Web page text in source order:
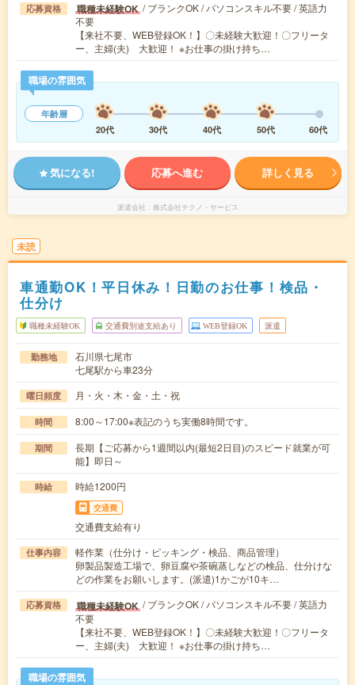
応募資格 職種未経験OK / ブランクOK / パソコンスキル不要 / 英語力
不要
【来社不要、WEB登録OK！】〇未経験大歓迎！〇フリータ
ー、主婦(夫) 大歓迎！ ※お仕事の掛け持ち…
職場の雰囲気
年齢層
20代
30代 40代 50代 60代
気になる! 応募へ進む 詳しく見る
派遣会社 株式会社テクノ・サービス
未読
車通勤OK！平日休み！日勤のお仕事！検品・
仕分け
職種未経験OK 交通費別途支給あり WEB登録OK 派遣
勤務地
石川県七尾市
七尾駅から車23分
曜日頻度 月・火・木・金・土・祝
時間 8:00～17:00※表記のうち実働8時間です。
期間
長期【ご応募から1週間以内(最短2日目)のスピード就業が可
能】即日～
時給 時給1200円
交通費
交通費支給有り
仕事内容
軽作業（仕分け・ピッキング・検品、商品管理）
卵製品製造工場で、卵豆腐や茶碗蒸しなどの検品、仕分けな
どの作業をお願いします。(派遣)1かごが10キ…
応募資格 職種未経験OK / ブランクOK / パソコンスキル不要 / 英語力
不要
【来社不要、WEB登録OK！】〇未経験大歓迎！〇フリータ
ー、主婦(夫) 大歓迎！ ※お仕事の掛け持ち…
職場の雰囲気